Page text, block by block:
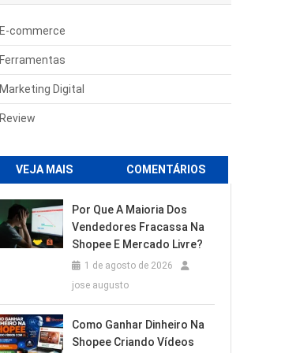
E-commerce
Ferramentas
Marketing Digital
Review
VEJA MAIS COMENTÁRIOS
Por Que A Maioria Dos
Vendedores Fracassa Na
Shopee E Mercado Livre?
1 de agosto de 2026
jose augusto
Como Ganhar Dinheiro Na
Shopee Criando Vídeos